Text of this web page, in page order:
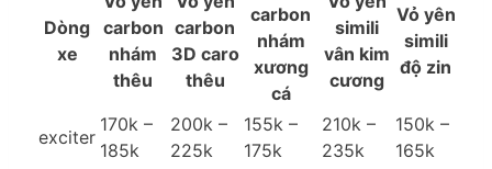
Dòng
xe
carbon
nhám
thêu
carbon
3D caro
thêu
carbon
nhám
xương
cá
simili
vân kim
cương
Vỏ yên
simili
độ zin
exciter
170k –
185k
200k –
225k
155k –
175k
210k –
235k
150k –
165k